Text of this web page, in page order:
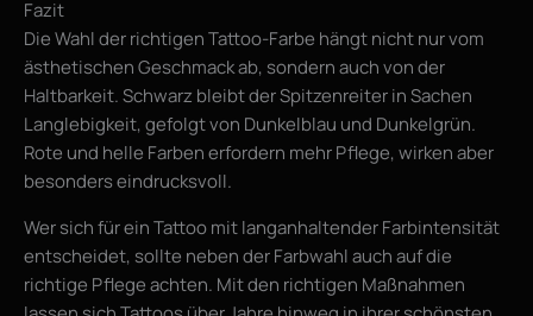
Fazit
Die Wahl der richtigen Tattoo-Farbe hängt nicht nur vom
ästhetischen Geschmack ab, sondern auch von der
Haltbarkeit. Schwarz bleibt der Spitzenreiter in Sachen
Langlebigkeit, gefolgt von Dunkelblau und Dunkelgrün.
Rote und helle Farben erfordern mehr Pflege, wirken aber
besonders eindrucksvoll.
Wer sich für ein Tattoo mit langanhaltender Farbintensität
entscheidet, sollte neben der Farbwahl auch auf die
richtige Pflege achten. Mit den richtigen Maßnahmen